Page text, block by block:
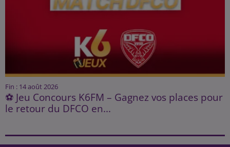
Fin : 14 août 2026
⚽ Jeu Concours K6FM – Gagnez vos places pour
le retour du DFCO en...